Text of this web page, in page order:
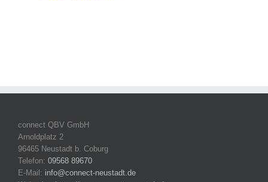
connect QBV GmbH
Arnoldplatz 2
96465 Neustadt b. Coburg
Telefon: 09568 89670
E-Mail: info@connect-neustadt.de